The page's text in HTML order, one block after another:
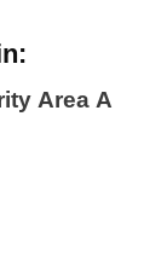
קו תחתי
Area A